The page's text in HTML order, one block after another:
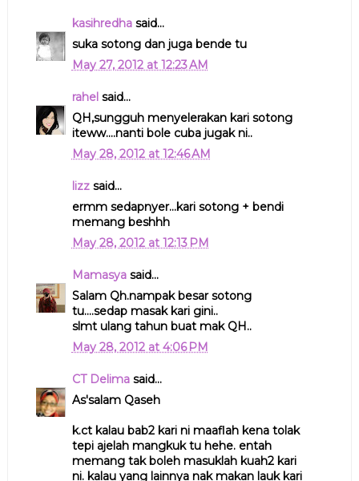
kasihredhasaid...
suka sotong dan juga bende tu
May 27, 2012 at 12:23 AM
rahel said...
QH,sungguh menyelerakan kari sotong
iteww....nanti bole cuba jugak ni..
May 28, 2012 at 12:46 AM
lizzsaid...
ermm sedapnyer...kari sotong + bendi
memang beshhh
May 28, 2012 at 12:13 PM
Mamasyasaid...
Salam Qh.nampak besar sotong
tu....sedap masak kari gini..
slmt ulang tahun buat mak QH..
May 28, 2012 at 4:06 PM
CT Delimasaid...
As'salam Qaseh
k.ct kalau bab2 kari ni maaflah kena tolak
tepi ajelah mangkuk tu hehe. entah
memang tak boleh masuklah kuah2 kari
ni. kalau yang lainnya nak makan lauk kari